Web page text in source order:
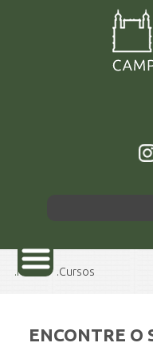
SOBRE
Home Cursos
ENCONTRE O